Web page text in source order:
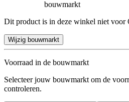
bouwmarkt
Dit product is in deze winkel niet voor
Wijzig bouwmarkt
Voorraad in de bouwmarkt
Selecteer jouw bouwmarkt om de
controleren.